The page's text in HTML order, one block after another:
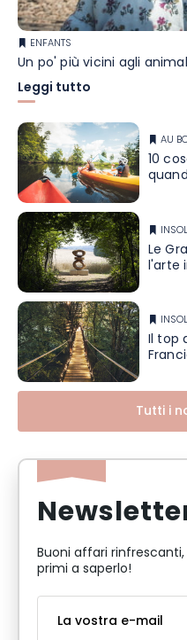
ENFANTS
Un po' più vicini agli
Leggi tutto
AU
10
Le
l'arte
Il top
Tutti i
Buoni affari
primi a saperlo!